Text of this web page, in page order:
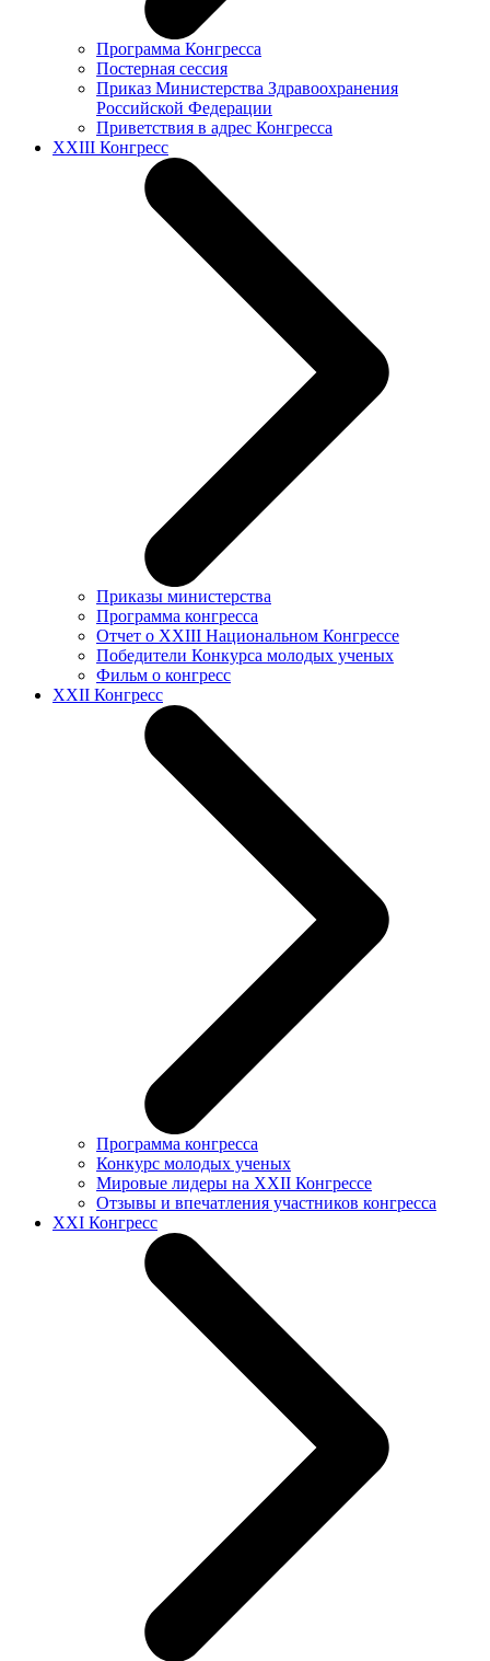
Программа Конгресса
Постерная сессия
Приказ Министерства Здравоохранения
Российской Федерации
Приветствия в адрес Конгресса
XXIII Конгресс
Приказы министерства
Программа конгресса
Отчет о XXIII Национальном Конгрессе
Победители Конкурса молодых ученых
Фильм о конгресс
XXII Конгресс
Программа конгресса
Конкурс молодых ученых
Мировые лидеры на XXII Конгрессе
Отзывы и впечатления участников конгресса
XXI Конгресс